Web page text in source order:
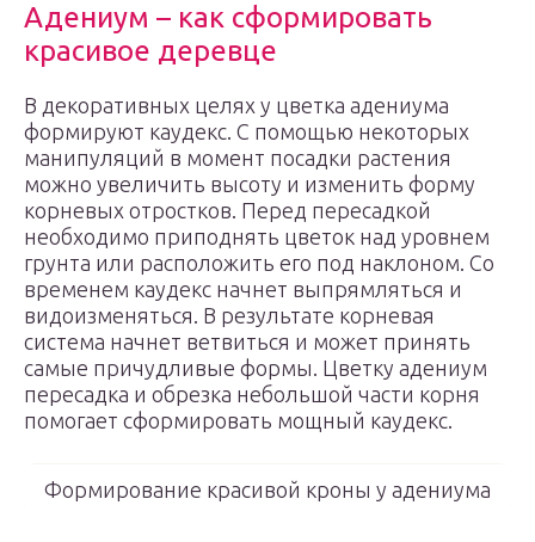
Адениум – как сформировать
красивое деревце
В декоративных целях у цветка адениума
формируют каудекс. С помощью некоторых
манипуляций в момент посадки растения
можно увеличить высоту и изменить форму
корневых отростков. Перед пересадкой
необходимо приподнять цветок над уровнем
грунта или расположить его под наклоном. Со
временем каудекс начнет выпрямляться и
видоизменяться. В результате корневая
система начнет ветвиться и может принять
самые причудливые формы. Цветку адениум
пересадка и обрезка небольшой части корня
помогает сформировать мощный каудекс.
Формирование красивой кроны у адениума